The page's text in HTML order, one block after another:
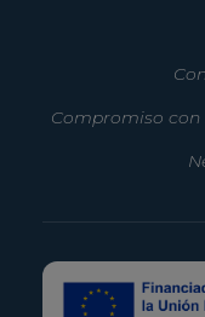
Compromiso con